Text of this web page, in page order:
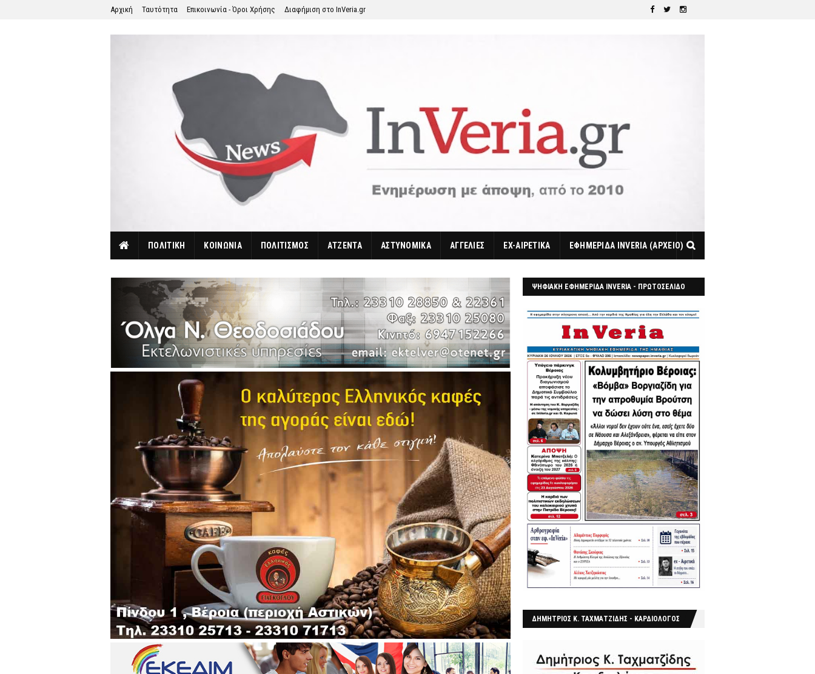
Αρχική Ταυτότητα Επικοινωνία - Όροι Χρήσης Διαφήμιση στο InVeria.gr
ΠΟΛΙΤΙΚΗ ΚΟΙΝΩΝΙΑ ΠΟΛΙΤΙΣΜΟΣ ΑΤΖΕΝΤΑ ΑΣΤΥΝΟΜΙΚΑ ΑΓΓΕΛΙΕΣ EX-ΑΙΡΕΤΙΚΑ ΕΦΗΜΕΡΙΔΑ INVERIA (ΑΡΧΕΙΟ)
ΨΗΦΙΑΚΗ ΕΦΗΜΕΡΙΔΑ INVERIA - ΠΡΩΤΟΣΕΛΙΔΟ
ΔΗΜΗΤΡΙΟΣ Κ. ΤΑΧΜΑΤΖΙΔΗΣ - ΚΑΡΔΙΟΛΟΓΟΣ